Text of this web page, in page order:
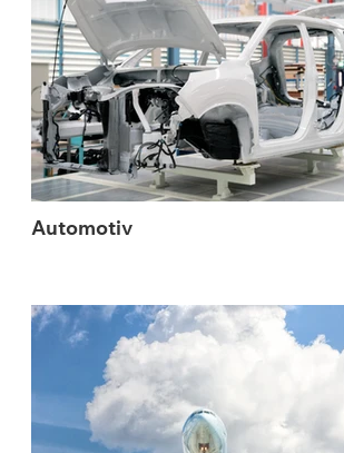
Automotiv